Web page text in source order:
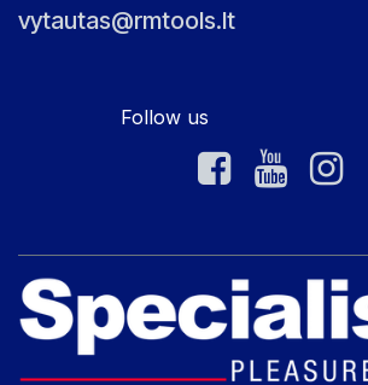
vytautas@rmtools.lt
Follow us